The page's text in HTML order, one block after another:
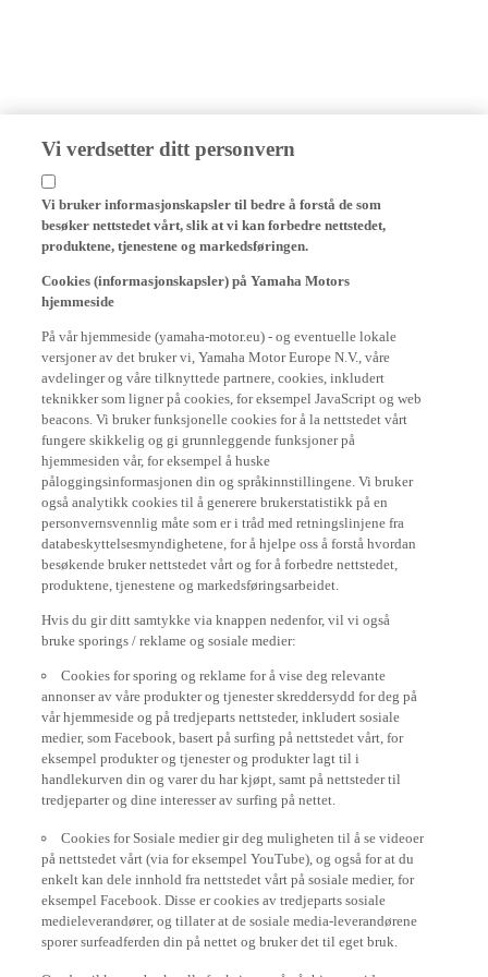
Vi verdsetter ditt personvern
Vi bruker informasjonskapsler til bedre å forstå de som
besøker nettstedet vårt, slik at vi kan forbedre nettstedet,
produktene, tjenestene og markedsføringen.
Cookies (informasjonskapsler) på Yamaha Motors
hjemmeside
På vår hjemmeside (yamaha-motor.eu) - og eventuelle lokale
versjoner av det bruker vi, Yamaha Motor Europe N.V., våre
avdelinger og våre tilknyttede partnere, cookies, inkludert
teknikker som ligner på cookies, for eksempel JavaScript og web
beacons. Vi bruker funksjonelle cookies for å la nettstedet vårt
fungere skikkelig og gi grunnleggende funksjoner på
hjemmesiden vår, for eksempel å huske
påloggingsinformasjonen din og språkinnstillingene. Vi bruker
også analytikk cookies til å generere brukerstatistikk på en
personvernsvennlig måte som er i tråd med retningslinjene fra
databeskyttelsesmyndighetene, for å hjelpe oss å forstå hvordan
besøkende bruker nettstedet vårt og for å forbedre nettstedet,
produktene, tjenestene og markedsføringsarbeidet.
Hvis du gir ditt samtykke via knappen nedenfor, vil vi også
bruke sporings / reklame og sosiale medier:
Cookies for sporing og reklame for å vise deg relevante
annonser av våre produkter og tjenester skreddersydd for deg på
vår hjemmeside og på tredjeparts nettsteder, inkludert sosiale
medier, som Facebook, basert på surfing på nettstedet vårt, for
eksempel produkter og tjenester og produkter lagt til i
handlekurven din og varer du har kjøpt, samt på nettsteder til
tredjeparter og dine interesser av surfing på nettet.
Cookies for Sosiale medier gir deg muligheten til å se videoer
på nettstedet vårt (via for eksempel YouTube), og også for at du
enkelt kan dele innhold fra nettstedet vårt på sosiale medier, for
eksempel Facebook. Disse er cookies av tredjeparts sosiale
medieleverandører, og tillater at de sosiale media-leverandørene
sporer surfeadferden din på nettet og bruker det til eget bruk.